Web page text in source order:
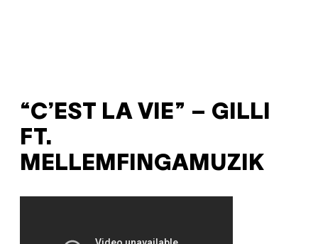
“C’EST LA VIE” – GILLI
FT.
MELLEMFINGAMUZIK